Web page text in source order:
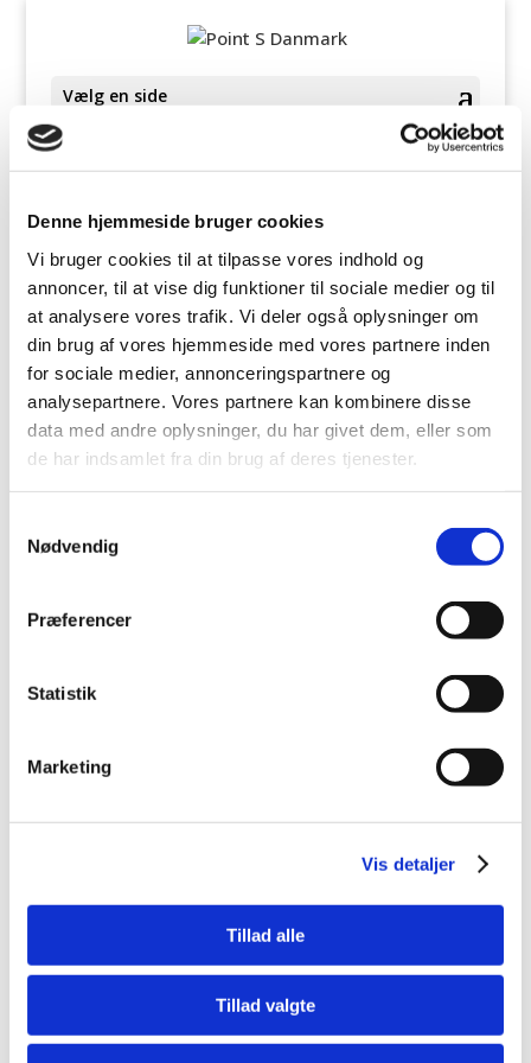
Denne hjemmeside bruger cookies
Vi bruger cookies til at tilpasse vores indhold og
annoncer, til at vise dig funktioner til sociale medier og til
at analysere vores trafik. Vi deler også oplysninger om
din brug af vores hjemmeside med vores partnere inden
for sociale medier, annonceringspartnere og
analysepartnere. Vores partnere kan kombinere disse
data med andre oplysninger, du har givet dem, eller som
de har indsamlet fra din brug af deres tjenester.
Nødvendig
Præferencer
Statistik
Marketing
Vis detaljer
Tillad alle
Tillad valgte
Vælg en side
Hurtigmenu
kontakt@point-s.dk
Følg os her:
Link til Point S Wordwide